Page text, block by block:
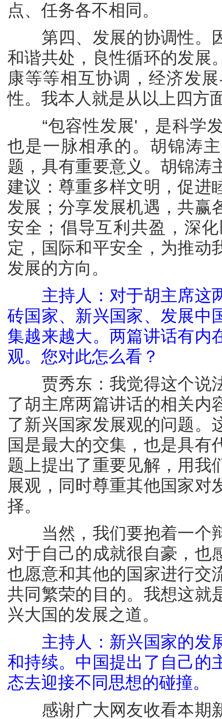
点、任务各不相同。
第四、发展的协调性。
和谐共处，良性循环的发展
康等等相互协调，经济发
性。我本人就是从以上四方
“包容性发展'，是科学发
也是一脉相承的。胡锦涛
题，具有重要意义。胡锦涛
建议：尊重多样文明，促进
发展；分享发展机遇，共赢
安全；倡导互利共盈，深
定，国际和平安全，为推动
发展的方向。
主持人：对于胡主席这
砖国家、新兴国家、发展中
集越来越大。两篇讲话有内
观。您对此怎么看？
贾秀东：我觉得这个说
了胡主席两篇讲话的相关内
了新兴国家发展观的问题。
国是最大的交集，也是具有
题上提出了重要见解，用我
展观，同时尊重其他国家对
择。
当然，我们要抱着一个
对于自己的成就很自豪，也
也愿意和其他的国家进行交
共同繁荣的目的。我想这就
兴大国的发展之道。
主持人：新兴国家的发
和持续。中国提出了自己的
态去迎接不同思想的碰撞。
感谢广大网友收看本期